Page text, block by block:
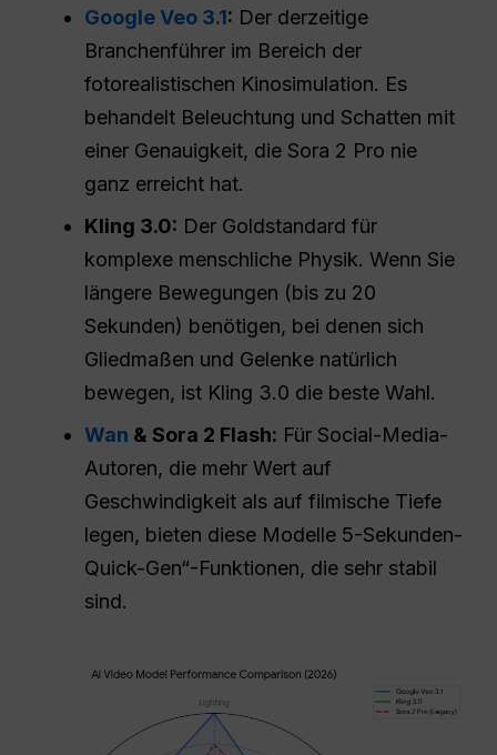
Google Veo 3.1: Der derzeitige
Branchenführer im Bereich der
fotorealistischen Kinosimulation. Es
behandelt Beleuchtung und Schatten mit
einer Genauigkeit, die Sora 2 Pro nie
ganz erreicht hat.
Kling 3.0: Der Goldstandard für
komplexe menschliche Physik. Wenn Sie
längere Bewegungen (bis zu 20
Sekunden) benötigen, bei denen sich
Gliedmaßen und Gelenke natürlich
bewegen, ist Kling 3.0 die beste Wahl.
Wan & Sora 2 Flash: Für Social-Media-
Autoren, die mehr Wert auf
Geschwindigkeit als auf filmische Tiefe
legen, bieten diese Modelle 5-Sekunden-
Quick-Gen“-Funktionen, die sehr stabil
sind.